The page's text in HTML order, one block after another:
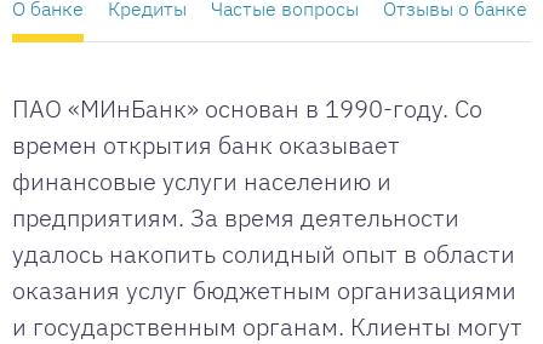
О банке Кредиты Частые вопросы Отзывы о банке
ПАО «МИнБанк» основан в 1990-году. Со
времен открытия банк оказывает
финансовые услуги населению и
предприятиям. За время деятельности
удалось накопить солидный опыт в области
оказания услуг бюджетным организациями
и государственным органам. Клиенты могут